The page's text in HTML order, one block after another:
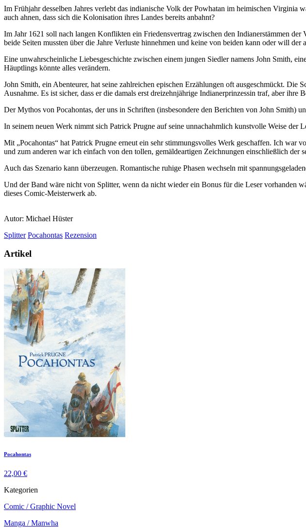
Im Frühjahr desselben Jahres verlebt das indianische Volk der Powhatan im heimischen
auch ahnen, dass sich die Kolonisation ihres Landes bereits anbahnt?
Im Jahr 1621 soll nach langen Konflikten ein Friedensvertrag zwischen den Indianerstämmen
beide Seiten mussten über die Jahre Verluste hinnehmen und keine von beiden kann oder will der
Eine unwahrscheinliche Liebesgeschichte zwischen einem jungen Siedler namens John Smith,
Häuptlings könnte alles verändern.
John Smith, ein Abenteurer, hat seine zahlreichen epischen Erzählungen oft ausgeschmückt.
Ausnahme. Es ist sicher, dass er die damals erst dreizehnjährige Indianerprinzessin traf, aber
Der Mythos von Pocahontas, der uns in Schriften (insbesondere den Berichten von John Smith)
In seinem neuen Werk nimmt sich Patrick Prugne auf seine unnachahmlich kunstvolle Weise der
Mit „Pocahontas“ hat Patrick Prugne erneut ein sehr stimmungsvolles Werk geschaffen. Ich war
und zum anderen war ich einfach von den tollen, gemäldeartigen Zeichnungen einschließlich der
Auch das Szenario kann überzeugen. Romantische ruhige Phasen wechseln mit
Und der Band wäre nicht von Splitter, wenn da nicht wieder ein Bonus für die Leser vorhanden
dieses Comic-Meisterwerk ab.
Autor: Michael Hüster
Splitter Pocahontas Rezension
Artikel
Pocahontas
22,00 €
Kategorien
Comic / Graphic Novel
Manga / Manwha